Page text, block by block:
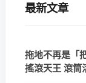
最新文章
拖地不再是「
搖滾天王 滾筒